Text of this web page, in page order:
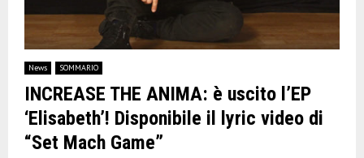
M
N
U
News SOMMARIO
INCREASE THE ANIMA: è uscito l’EP
‘Elisabeth’! Disponibile il lyric video di
“Set Mach Game”